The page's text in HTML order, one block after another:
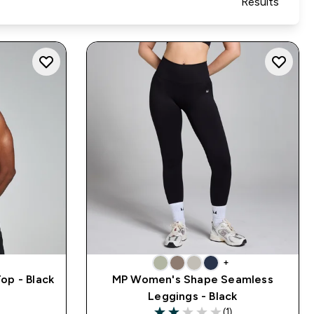
- Black
+
MP Women's Shape Seamless
Leggings - Black
(1)